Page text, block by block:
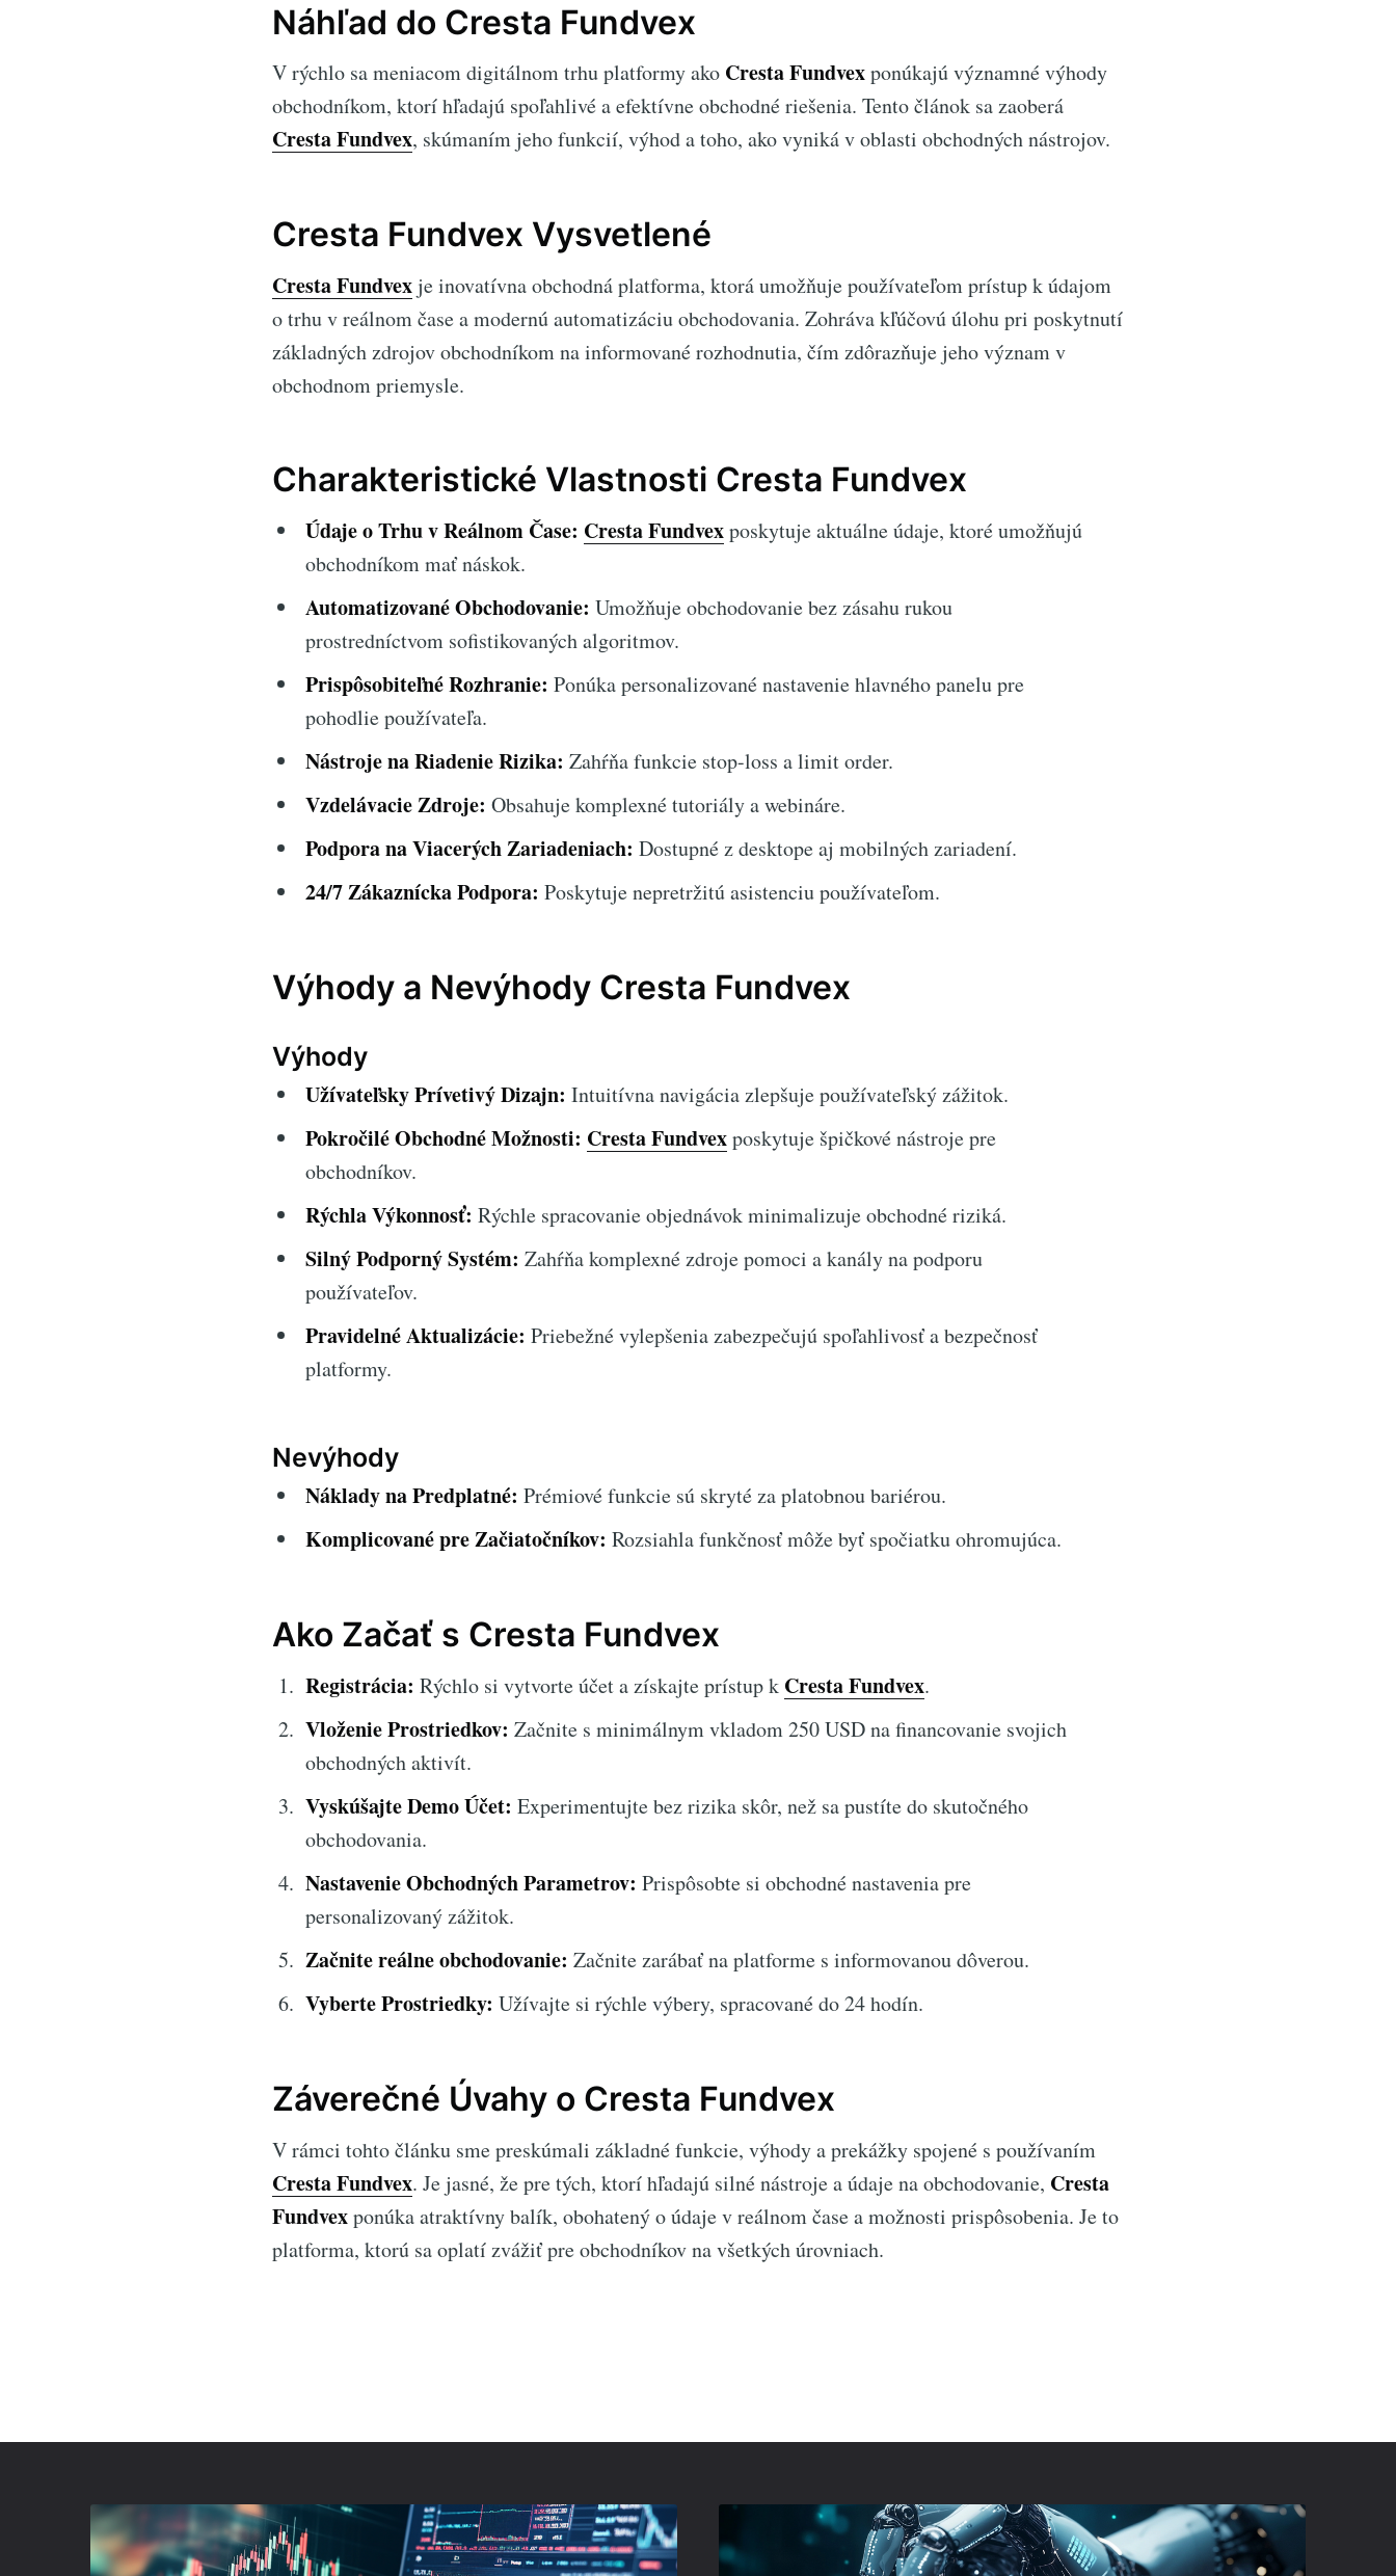
Náhľad do Cresta Fundvex
V rýchlo sa meniacom digitálnom trhu platformy ako Cresta Fundvexponúkajú významné výhody
obchodníkom, ktorí hľadajú spoľahlivé a efektívne obchodné riešenia. Tento článok sa zaoberá
Cresta Fundvex, skúmaním jeho funkcií, výhod a toho, ako vyniká v oblasti obchodných nástrojov.
Cresta Fundvex Vysvetlené
Cresta Fundvexje inovatívna obchodná platforma, ktorá umožňuje používateľom prístup k údajom
o trhu v reálnom čase a modernú automatizáciu obchodovania. Zohráva kľúčovú úlohu pri poskytnutí
základných zdrojov obchodníkom na informované rozhodnutia, čím zdôrazňuje jeho význam v
obchodnom priemysle.
Charakteristické Vlastnosti Cresta Fundvex
Údaje o Trhu v Reálnom Čase: Cresta Fundvexposkytuje aktuálne údaje, ktoré umožňujú
obchodníkom mať náskok.
Automatizované Obchodovanie: Umožňuje obchodovanie bez zásahu rukou
prostredníctvom sofistikovaných algoritmov.
Prispôsobiteľné Rozhranie: Ponúka personalizované nastavenie hlavného panelu pre
pohodlie používateľa.
Nástroje na Riadenie Rizika: Zahŕňa funkcie stop-loss a limit order.
Vzdelávacie Zdroje: Obsahuje komplexné tutoriály a webináre.
Podpora na Viacerých Zariadeniach: Dostupné z desktope aj mobilných zariadení.
24/7 Zákaznícka Podpora: Poskytuje nepretržitú asistenciu používateľom.
Výhody a Nevýhody Cresta Fundvex
Výhody
Užívateľsky Prívetivý Dizajn: Intuitívna navigácia zlepšuje používateľský zážitok.
Pokročilé Obchodné Možnosti: Cresta Fundvexposkytuje špičkové nástroje pre
obchodníkov.
Rýchla Výkonnosť: Rýchle spracovanie objednávok minimalizuje obchodné riziká.
Silný Podporný Systém: Zahŕňa komplexné zdroje pomoci a kanály na podporu
používateľov.
Pravidelné Aktualizácie: Priebežné vylepšenia zabezpečujú spoľahlivosť a bezpečnosť
platformy.
Nevýhody
Náklady na Predplatné: Prémiové funkcie sú skryté za platobnou bariérou.
Komplicované pre Začiatočníkov: Rozsiahla funkčnosť môže byť spočiatku ohromujúca.
Ako Začať s Cresta Fundvex
Registrácia: Rýchlo si vytvorte účet a získajte prístup k Cresta Fundvex.
Vloženie Prostriedkov: Začnite s minimálnym vkladom 250 USD na financovanie svojich
obchodných aktivít.
Vyskúšajte Demo Účet: Experimentujte bez rizika skôr, než sa pustíte do skutočného
obchodovania.
Nastavenie Obchodných Parametrov: Prispôsobte si obchodné nastavenia pre
personalizovaný zážitok.
Začnite reálne obchodovanie: Začnite zarábať na platforme s informovanou dôverou.
Vyberte Prostriedky: Užívajte si rýchle výbery, spracované do 24 hodín.
Záverečné Úvahy o Cresta Fundvex
V rámci tohto článku sme preskúmali základné funkcie, výhody a prekážky spojené s používaním
Cresta Fundvex. Je jasné, že pre tých, ktorí hľadajú silné nástroje a údaje na obchodovanie, Cresta
Fundvexponúka atraktívny balík, obohatený o údaje v reálnom čase a možnosti prispôsobenia. Je to
platforma, ktorú sa oplatí zvážiť pre obchodníkov na všetkých úrovniach.